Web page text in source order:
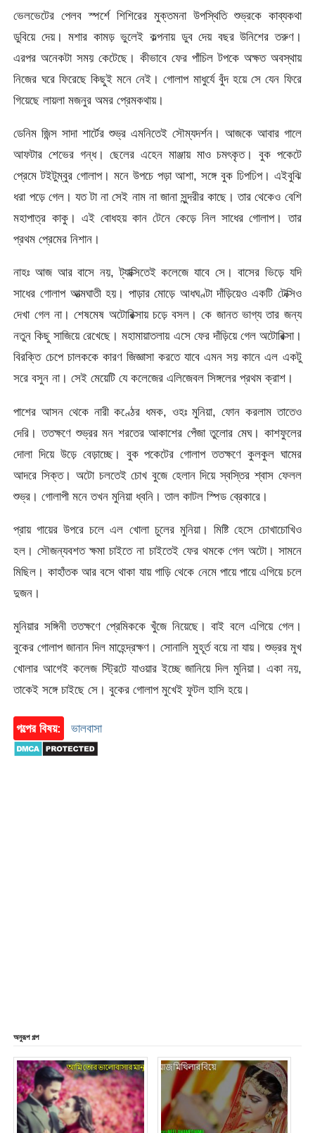
ভেলভেটের পেলব স্পর্শে শিশিরের মুক্তমনা উপস্থিতি শুভ্রকে কাব্যকথা
ডুবিয়ে দেয়। মশার কামড় ভুলেই কল্পনায় ডুব দেয় বছর উনিশের তরুণ।
এরপর অনেকটা সময় কেটেছে। কীভাবে ফের পাঁচিল টপকে অক্ষত অবস্থায়
নিজের ঘরে ফিরেছে কিছুই মনে নেই। গোলাপ মাধুর্যে বুঁদ হয়ে সে যেন ফিরে
গিয়েছে লায়লা মজনুর অমর প্রেমকথায়।
ডেনিম জিন্স সাদা শার্টের শুভ্র এমনিতেই সৌম্যদর্শন। আজকে আবার গালে
আফটার শেভের গন্ধ। ছেলের এহেন মাঞ্জায় মাও চমৎকৃত। বুক পকেটে
প্রেমে টইটুম্বুর গোলাপ। মনে উপচে পড়া আশা, সঙ্গে বুক ঢিপঢিপ। এইবুঝি
ধরা পড়ে গেল। যত টা না সেই নাম না জানা সুন্দরীর কাছে। তার থেকেও বেশি
মহাপাত্র কাকু। এই বোধহয় কান টেনে কেড়ে নিল সাধের গোলাপ। তার
প্রথম প্রেমের নিশান।
নাহঃ আজ আর বাসে নয়, ট্যাক্সিতেই কলেজে যাবে সে। বাসের ভিড়ে যদি
সাধের গোলাপ আত্মঘাতী হয়। পাড়ার মোড়ে আধঘণ্টা দাঁড়িয়েও একটি টেক্সিও
দেখা গেল না। শেষমেষ অটোরিক্সায় চড়ে বসল। কে জানত ভাগ্য তার জন্য
নতুন কিছু সাজিয়ে রেখেছে। মহামায়াতলায় এসে ফের দাঁড়িয়ে গেল অটোরিক্সা।
বিরক্তি চেপে চালককে কারণ জিজ্ঞাসা করতে যাবে এমন সয় কানে এল একটু
সরে বসুন না। সেই মেয়েটি যে কলেজের এলিজেবল সিঙ্গলের প্রথম ক্রাশ।
পাশের আসন থেকে নারী কণ্ঠের ধমক, ওহঃ মুনিয়া, ফোন করলাম তাতেও
দেরি। ততক্ষণে শুভ্রর মন শরতের আকাশের পেঁজা তুলোর মেঘ। কাশফুলের
দোলা দিয়ে উড়ে বেড়াচ্ছে। বুক পকেটের গোলাপ ততক্ষণে কুলকুল ঘামের
আদরে সিক্ত। অটো চলতেই চোখ বুজে হেলান দিয়ে স্বস্তির শ্বাস ফেলল
শুভ্র। গোলাপী মনে তখন মুনিয়া ধ্বনি। তাল কাটল স্পিড ব্রেকারে।
প্রায় গায়ের উপরে চলে এল খোলা চুলের মুনিয়া। মিষ্টি হেসে চোখাচোখিও
হল। সৌজন্যবশত ক্ষমা চাইতে না চাইতেই ফের থমকে গেল অটো। সামনে
মিছিল। কাহাঁতক আর বসে থাকা যায় গাড়ি থেকে নেমে পায়ে পায়ে এগিয়ে চলে
দুজন।
মুনিয়ার সঙ্গিনী ততক্ষণে প্রেমিককে খুঁজে নিয়েছে। বাই বলে এগিয়ে গেল।
বুকের গোলাপ জানান দিল মাহেন্দ্রক্ষণ। সোনালি মুহূর্ত বয়ে না যায়। শুভ্রর মুখ
খোলার আগেই কলেজ স্ট্রিটে যাওয়ার ইচ্ছে জানিয়ে দিল মুনিয়া। একা নয়,
তাকেই সঙ্গে চাইছে সে। বুকের গোলাপ মুখেই ফুটল হাসি হয়ে।
গল্পের বিষয়: ভালবাসা
অনুরূপ গল্প